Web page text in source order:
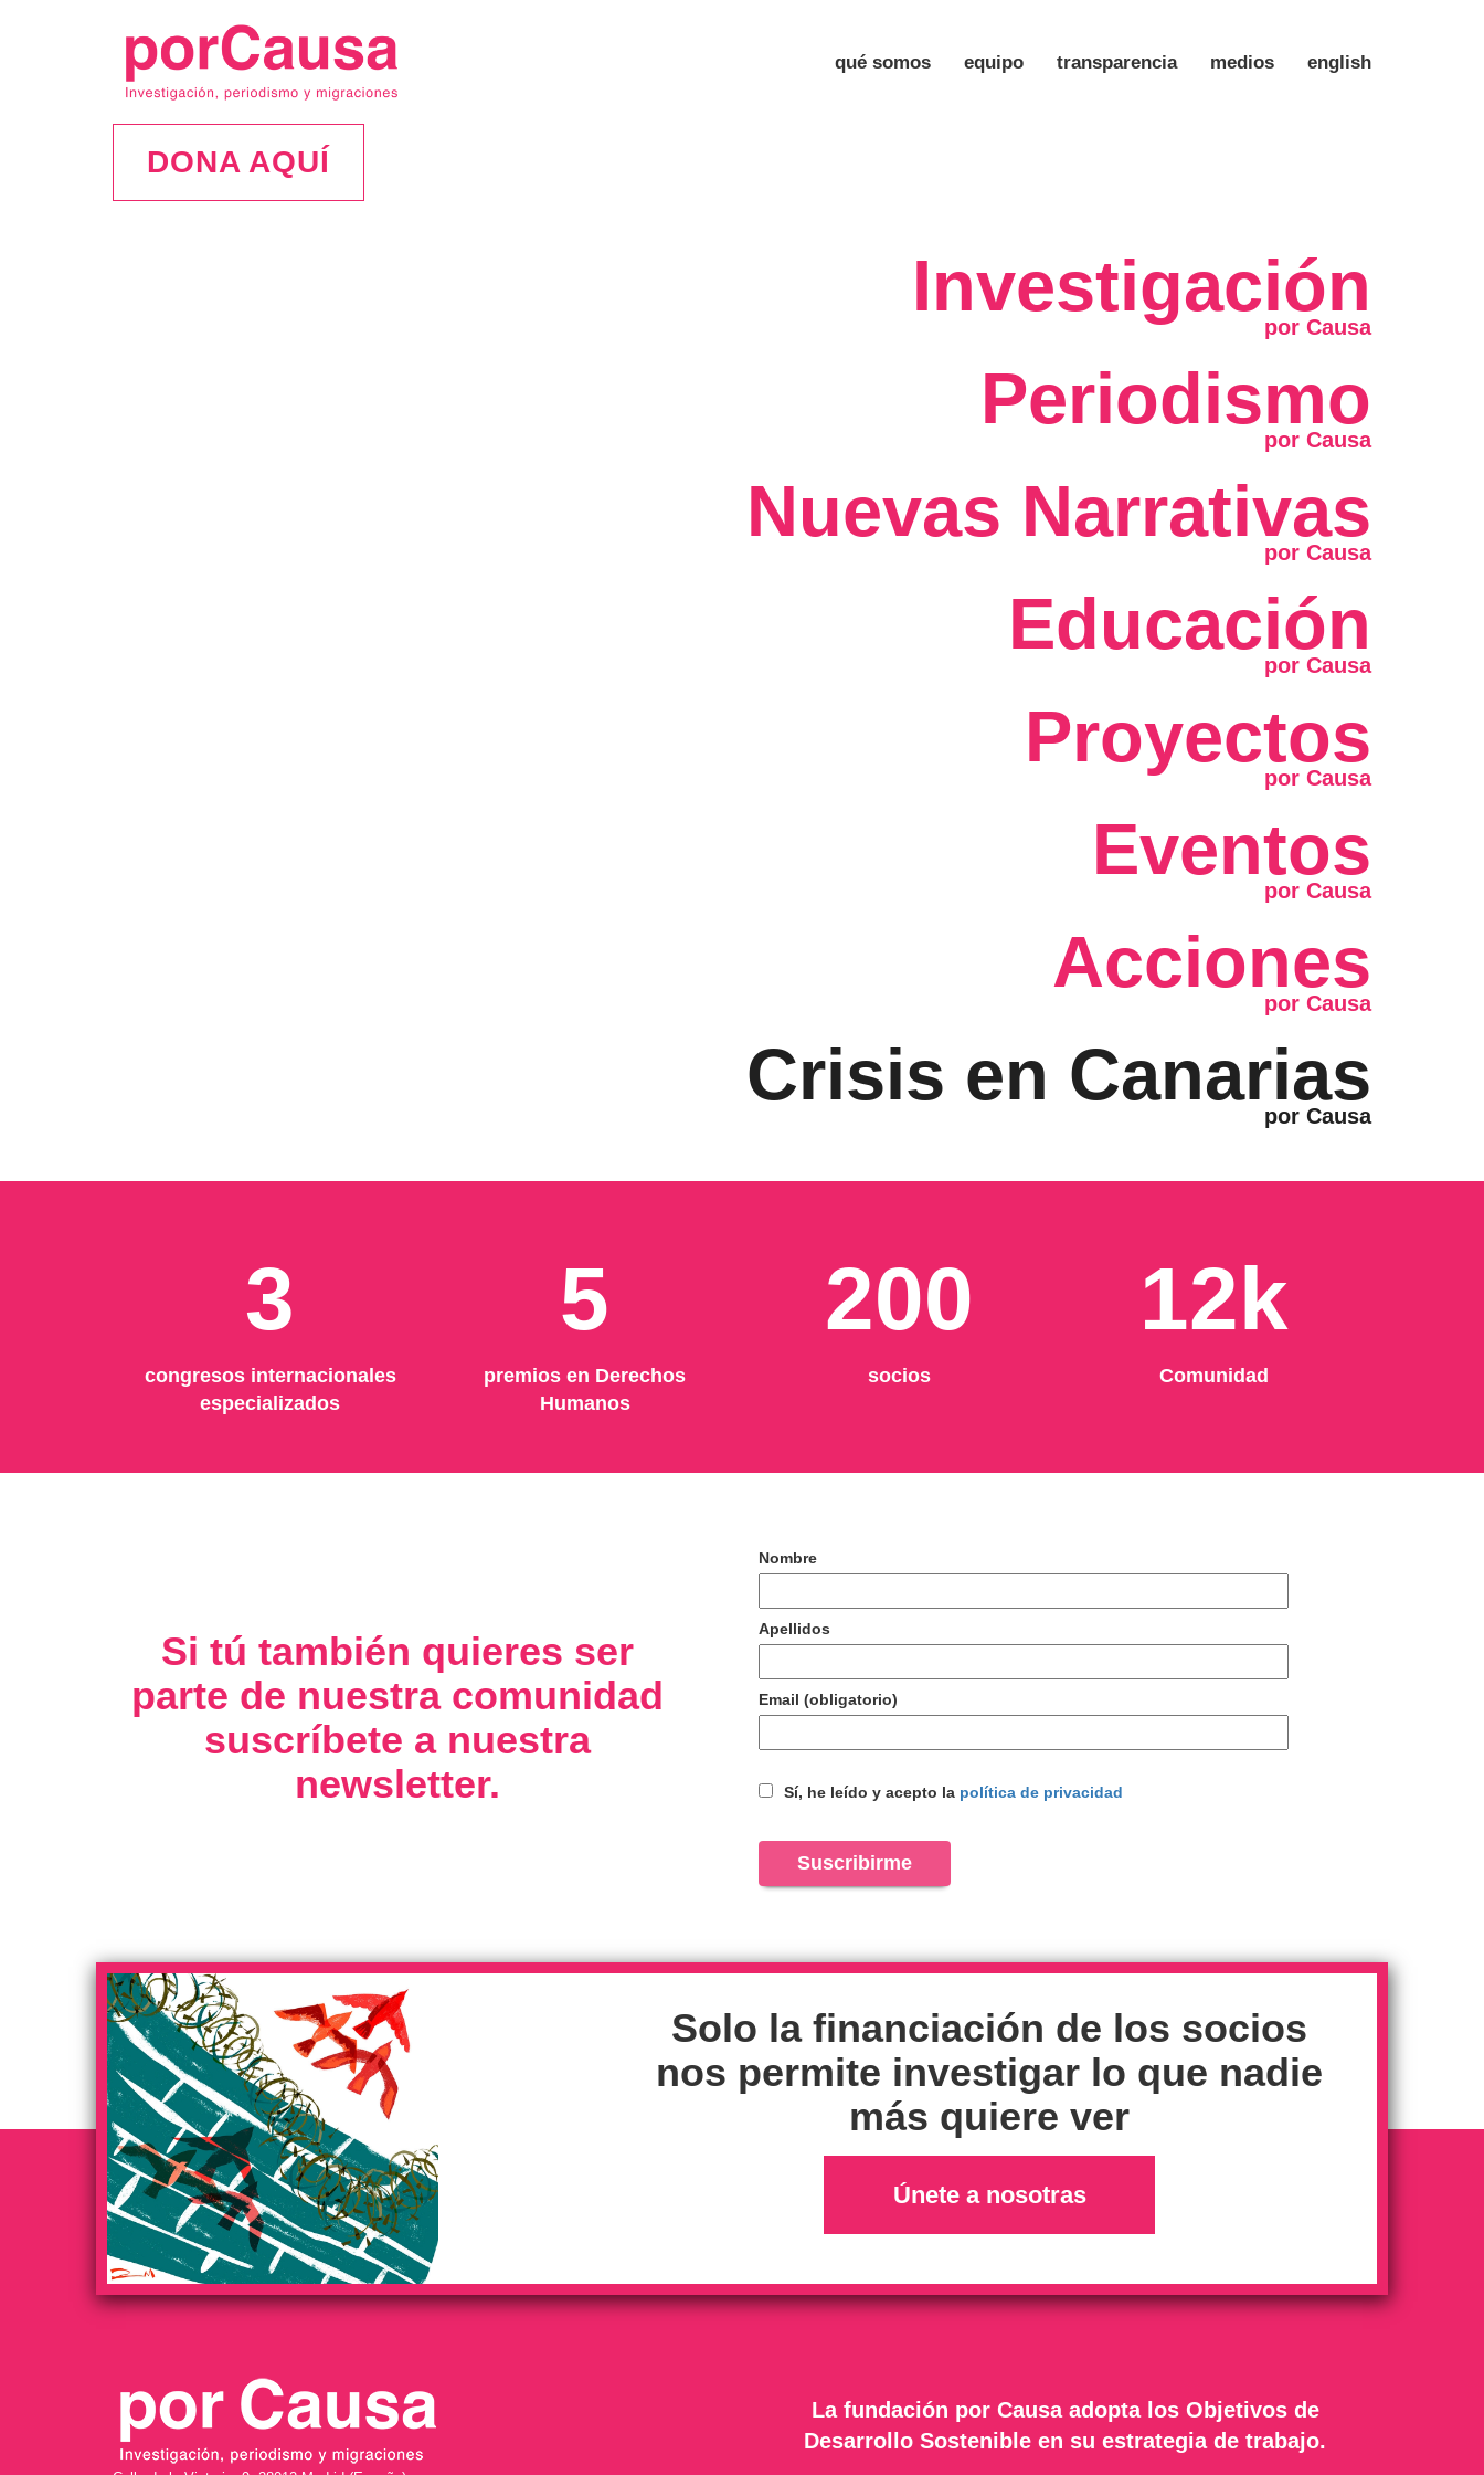
qué somos equipo transparencia medios english
DONA AQUÍ
Investigación
Periodismo
Nuevas Narrativas
Educación
Proyectos
Eventos
Acciones
Crisis en Canarias
3
congresos internacionales
especializados
5
premios en Derechos
Humanos
200
socios
12k
Comunidad
Si tú también quieres ser
parte de nuestra comunidad
suscríbete a nuestra
newsletter.
Nombre
Apellidos
Email (obligatorio)
Sí, he leído y acepto la política de privacidad
Solo la financiación de los socios
nos permite investigar lo que nadie
más quiere ver
Únete a nosotras
La fundación por Causa adopta los Objetivos de
Desarrollo Sostenible en su estrategia de trabajo.